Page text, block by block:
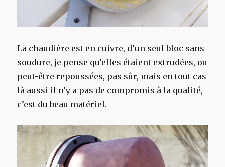
La chaudière est en cuivre, d’un seul bloc sans
soudure, je pense qu’elles étaient extrudées, ou
peut-être repoussées, pas sûr, mais en tout cas
là aussi il n’y a pas de compromis à la qualité,
c’est du beau matériel.